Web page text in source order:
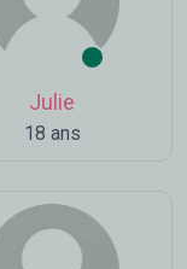
Julie
18 ans